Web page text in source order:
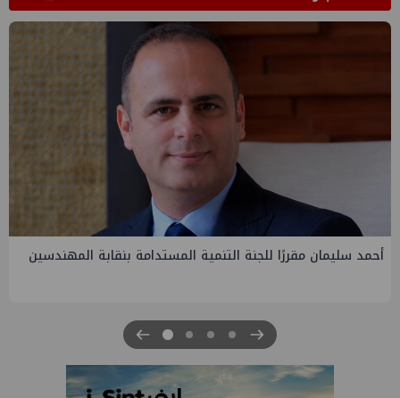
PMS تنهي أعمال إنزال الخطوط البحرية الثلاث بمشروع المرحلة